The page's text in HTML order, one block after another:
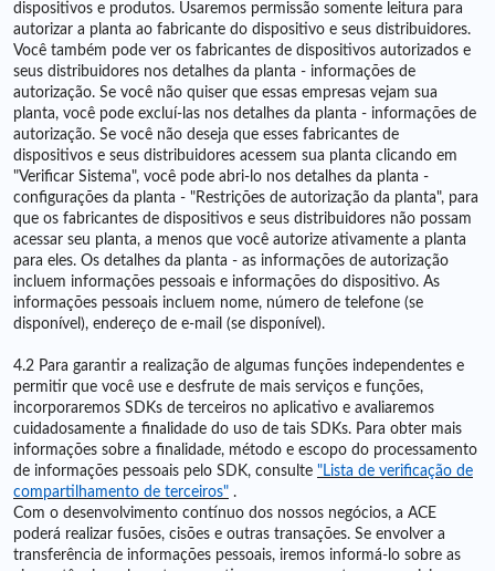
dispositivos e produtos. Usaremos permissão somente leitura para
autorizar a planta ao fabricante do dispositivo e seus distribuidores.
Você também pode ver os fabricantes de dispositivos autorizados e
seus distribuidores nos detalhes da planta - informações de
autorização. Se você não quiser que essas empresas vejam sua
planta, você pode excluí-las nos detalhes da planta - informações de
autorização. Se você não deseja que esses fabricantes de
dispositivos e seus distribuidores acessem sua planta clicando em
"Verificar Sistema", você pode abri-lo nos detalhes da planta -
configurações da planta - "Restrições de autorização da planta", para
que os fabricantes de dispositivos e seus distribuidores não possam
acessar seu planta, a menos que você autorize ativamente a planta
para eles. Os detalhes da planta - as informações de autorização
incluem informações pessoais e informações do dispositivo. As
informações pessoais incluem nome, número de telefone (se
disponível), endereço de e-mail (se disponível).
4.2 Para garantir a realização de algumas funções independentes e
permitir que você use e desfrute de mais serviços e funções,
incorporaremos SDKs de terceiros no aplicativo e avaliaremos
cuidadosamente a finalidade do uso de tais SDKs. Para obter mais
informações sobre a finalidade, método e escopo do processamento
de informações pessoais pelo SDK, consulte "Lista de verificação de
compartilhamento de terceiros" .
Com o desenvolvimento contínuo dos nossos negócios, a ACE
poderá realizar fusões, cisões e outras transações. Se envolver a
transferência de informações pessoais, iremos informá-lo sobre as